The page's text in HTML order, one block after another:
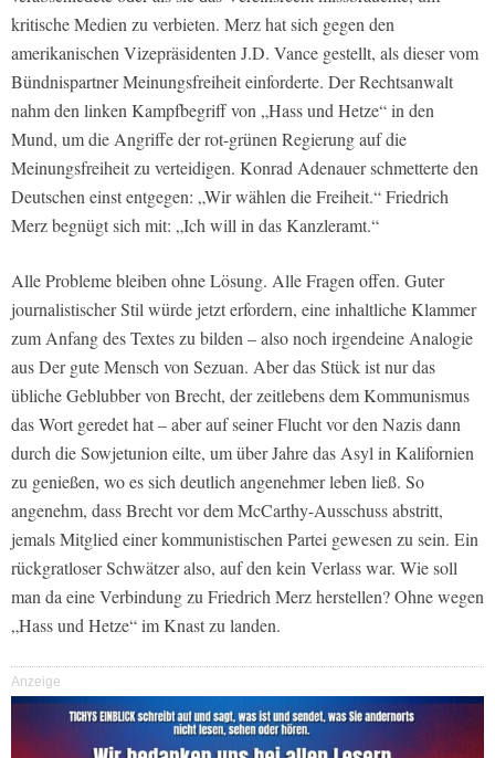
kritische Medien zu verbieten. Merz hat sich gegen den
amerikanischen Vizepräsidenten J.D. Vance gestellt, als dieser vom
Bündnispartner Meinungsfreiheit einforderte. Der Rechtsanwalt
nahm den linken Kampfbegriff von „Hass und Hetze“ in den
Mund, um die Angriffe der rot-grünen Regierung auf die
Meinungsfreiheit zu verteidigen. Konrad Adenauer schmetterte den
Deutschen einst entgegen: „Wir wählen die Freiheit.“ Friedrich
Merz begnügt sich mit: „Ich will in das Kanzleramt.“
Alle Probleme bleiben ohne Lösung. Alle Fragen offen. Guter
journalistischer Stil würde jetzt erfordern, eine inhaltliche Klammer
zum Anfang des Textes zu bilden – also noch irgendeine Analogie
aus Der gute Mensch von Sezuan. Aber das Stück ist nur das
übliche Geblubber von Brecht, der zeitlebens dem Kommunismus
das Wort geredet hat – aber auf seiner Flucht vor den Nazis dann
durch die Sowjetunion eilte, um über Jahre das Asyl in Kalifornien
zu genießen, wo es sich deutlich angenehmer leben ließ. So
angenehm, dass Brecht vor dem McCarthy-Ausschuss abstritt,
jemals Mitglied einer kommunistischen Partei gewesen zu sein. Ein
rückgratloser Schwätzer also, auf den kein Verlass war. Wie soll
man da eine Verbindung zu Friedrich Merz herstellen? Ohne wegen
„Hass und Hetze“ im Knast zu landen.
Anzeige